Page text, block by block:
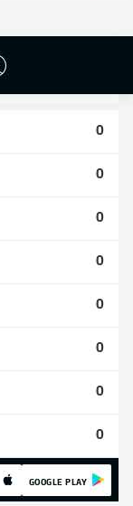
0
0
0
0
0
0
0
0
GOOGLE PLAY